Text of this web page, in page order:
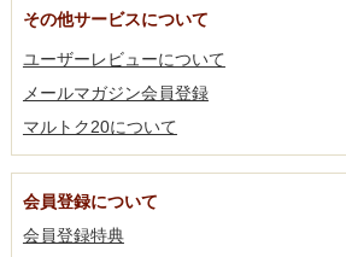
その他サービスについて
ユーザーレビューについて
メールマガジン会員登録
マルトク20について
会員登録について
会員登録特典